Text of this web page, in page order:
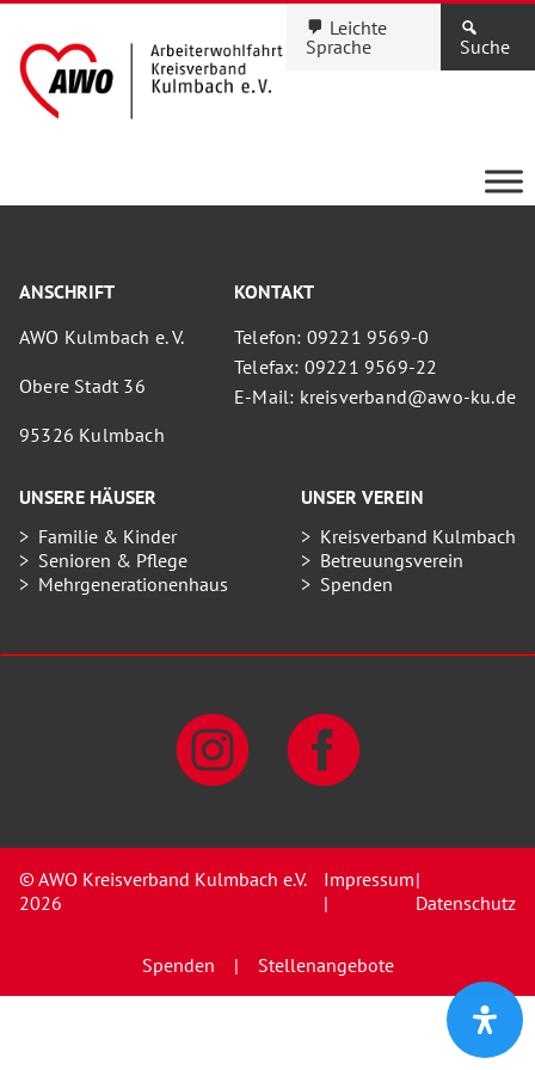
Leichte
Sprache
Suche
ANSCHRIFT
AWO Kulmbach e. V.
Obere Stadt 36
95326 Kulmbach
KONTAKT
Telefon: 09221 9569-0
Telefax: 09221 9569-22
E-Mail: kreisverband@awo-ku.de
UNSERE HÄUSER
Familie & Kinder
Senioren & Pflege
Mehrgenerationenhaus
UNSER VEREIN
Kreisverband Kulmbach
Betreuungsverein
Spenden
© AWO Kreisverband Kulmbach e.V.
2026
Impressum
|
|
Datenschutz
Spenden Stellenangebote